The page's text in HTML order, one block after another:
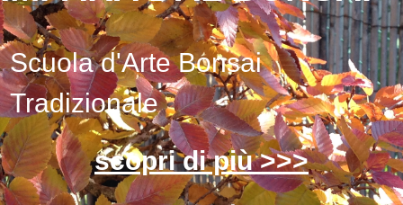
Scuola d'Arte Bonsai
Tradizionale
scopri di più >>>